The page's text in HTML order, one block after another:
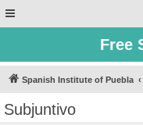
Free
Spanish Institute of Puebla
Subjuntivo